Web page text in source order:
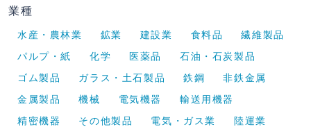
業種
水産・農林業 鉱業 建設業 食料品
繊維製品
パルプ・紙
化学 医薬品
石油・石炭製品
ゴム製品
ガラス・土石製品 鉄鋼
非鉄金属
金属製品
機械 電気機器
輸送用機器
精密機器
その他製品 電気・ガス業
陸運業